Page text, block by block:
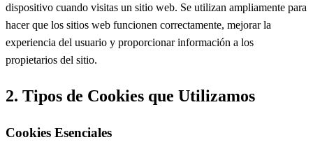
dispositivo cuando visitas un sitio web. Se utilizan ampliamente para
hacer que los sitios web funcionen correctamente, mejorar la
experiencia del usuario y proporcionar información a los
propietarios del sitio.
2. Tipos de Cookies que Utilizamos
Cookies Esenciales